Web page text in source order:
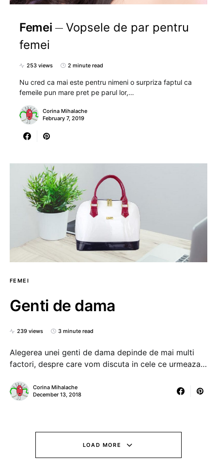
Femei
Vopsele de par pentru
femei
253 views 2 minute read
Nu cred ca mai este pentru nimeni o surpriza faptul ca
femeile pun mare pret pe parul lor,…
Corina Mihalache
February 7, 2019
FEMEI
Genti de dama
239 views 3 minute read
Alegerea unei genti de dama depinde de mai multi
factori, despre care vom discuta in cele ce urmeaza…
Corina Mihalache
December 13, 2018
LOAD MORE